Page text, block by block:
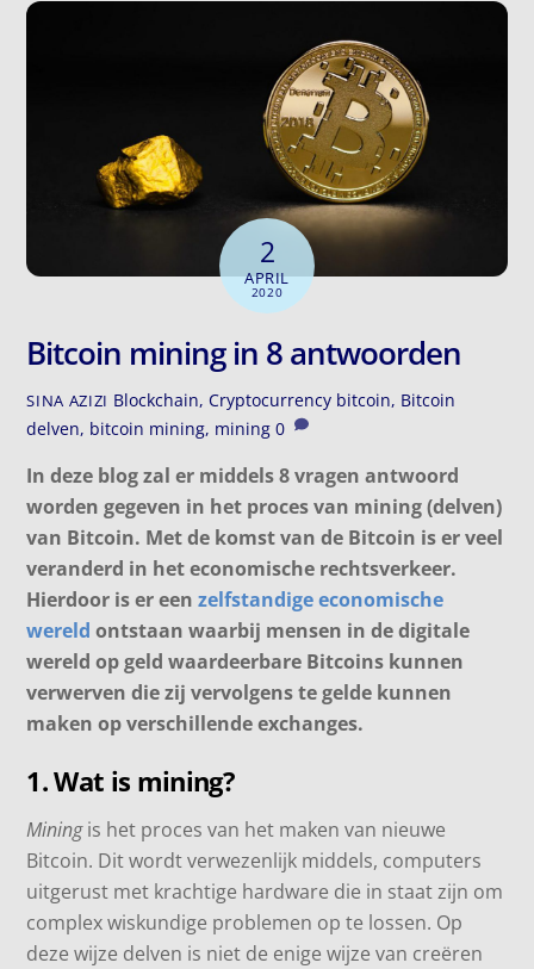
2
APRIL
2020
Bitcoin mining in 8 antwoorden
SINA AZIZI Blockchain, Cryptocurrency bitcoin, Bitcoin
delven, bitcoin mining, mining 0
In deze blog zal er middels 8 vragen antwoord
worden gegeven in het proces van mining (delven)
van Bitcoin. Met de komst van de Bitcoin is er veel
veranderd in het economische rechtsverkeer.
Hierdoor is er eenzelfstandige economische
wereld ontstaan waarbij mensen in de digitale
wereld op geld waardeerbare Bitcoins kunnen
verwerven die zij vervolgens te gelde kunnen
maken op verschillende exchanges.
1. Wat is mining?
Miningis het proces van het maken van nieuwe
Bitcoin. Dit wordt verwezenlijk middels, computers
uitgerust met krachtige hardware die in staat zijn om
complex wiskundige problemen op te lossen. Op
deze wijze delven is niet de enige wijze van creëren